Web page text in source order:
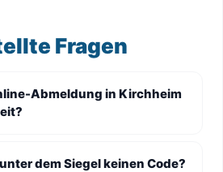
Fragen
Abmeldung in Kirchheim
dem Siegel keinen Code?